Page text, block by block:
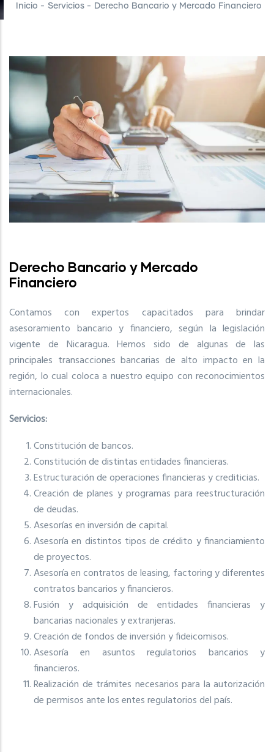
Inicio - Servicios - Derecho Bancario y Mercado Financiero
Derecho Bancario y Mercado
Financiero
Contamos con expertos capacitados para brindar
asesoramiento bancario y financiero, según la legislación
vigente de Nicaragua. Hemos sido de algunas de las
principales transacciones bancarias de alto impacto en la
región, lo cual coloca a nuestro equipo con reconocimientos
internacionales.
Servicios:
Constitución de bancos.
Constitución de distintas entidades financieras.
Estructuración de operaciones financieras y crediticias.
Creación de planes y programas para reestructuración
de deudas.
Asesorías en inversión de capital.
Asesoría en distintos tipos de crédito y financiamiento
de proyectos.
Asesoría en contratos de leasing, factoring y diferentes
contratos bancarios y financieros.
Fusión y adquisición de entidades financieras y
bancarias nacionales y extranjeras.
Creación de fondos de inversión y fideicomisos.
Asesoría en asuntos regulatorios bancarios y
financieros.
Realización de trámites necesarios para la autorización
de permisos ante los entes regulatorios del país.